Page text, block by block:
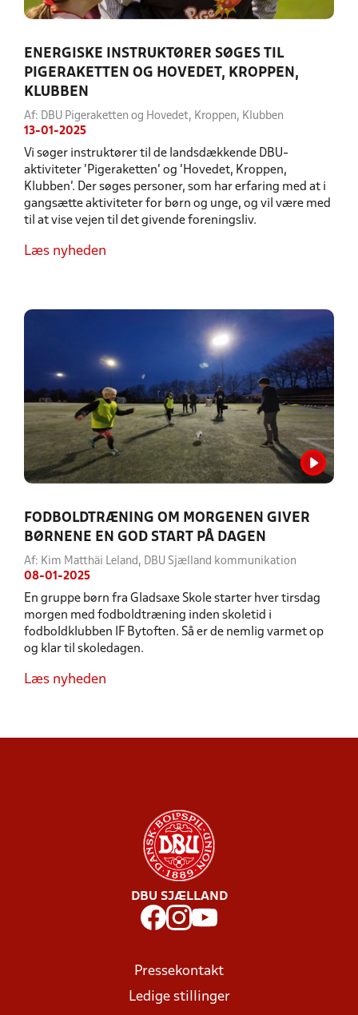
ENERGISKE INSTRUKTØRER SØGES TIL
PIGERAKETTEN OG HOVEDET, KROPPEN,
KLUBBEN
Af: DBU Pigeraketten og Hovedet, Kroppen, Klubben
13-01-2025
Vi søger instruktører til de landsdækkende DBU-
aktiviteter 'Pigeraketten' og 'Hovedet, Kroppen,
Klubben'. Der søges personer, som har erfaring med at i
gangsætte aktiviteter for børn og unge, og vil være med
til at vise vejen til det givende foreningsliv.
Læs nyheden
FODBOLDTRÆNING OM MORGENEN GIVER
BØRNENE EN GOD START PÅ DAGEN
Af: Kim Matthäi Leland, DBU Sjælland kommunikation
08-01-2025
En gruppe børn fra Gladsaxe Skole starter hver tirsdag
morgen med fodboldtræning inden skoletid i
fodboldklubben IF Bytoften. Så er de nemlig varmet op
og klar til skoledagen.
Læs nyheden
DBU SJÆLLAND
Pressekontakt
Ledige stillinger